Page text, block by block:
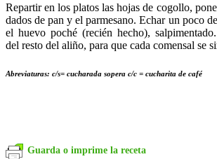
Repartir en los platos las hojas de cogollo,
dados de pan y el parmesano. Echar un poco
el huevo poché (recién hecho),
del resto del aliño, para que cada comensal se
Abreviaturas: c/s= cucharada sopera c/c = cucharita de café
Guarda o imprime la receta